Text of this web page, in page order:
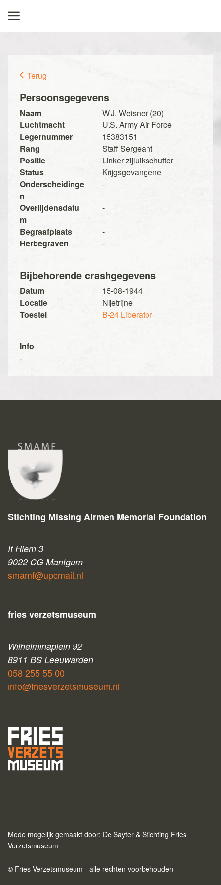
Terug
Persoonsgegevens
Naam
W.J. Weisner (20)
Luchtmacht
U.S. Army Air Force
Legernummer
15383151
Rang
Staff Sergeant
Positie
Linker zijluikschutter
Status
Krijgsgevangene
Onderscheidinge
n
-
Overlijdensdatu
m
-
Begraafplaats
-
Herbegraven
-
Bijbehorende crashgegevens
Datum
15-08-1944
Locatie
Nijetrijne
Toestel
B-24 Liberator
Info
-
Stichting Missing Airmen Memorial Foundation
It Hiem 3
9022 CG Mantgum
smamf@upcmail.nl
fries verzetsmuseum
Wilhelminaplein 92
8911 BS Leeuwarden
058 255 55 00
info@friesverzetsmuseum.nl
Mede mogelijk gemaakt door: De Sayter & Stichting Fries
Verzetsmuseum
© Fries Verzetsmuseum - alle rechten voorbehouden